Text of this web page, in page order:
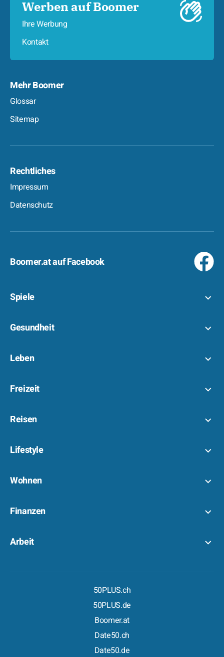
Werben auf Boomer
Ihre Werbung
Kontakt
Mehr Boomer
Glossar
Sitemap
Rechtliches
Impressum
Datenschutz
Boomer.at auf Facebook
Spiele
Gesundheit
Leben
Freizeit
Reisen
Lifestyle
Wohnen
Finanzen
Arbeit
50PLUS.ch
50PLUS.de
Boomer.at
Date50.ch
Date50.de